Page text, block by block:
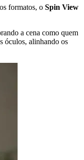
formatos, o Spin View
a cena como quem
óculos, alinhando os